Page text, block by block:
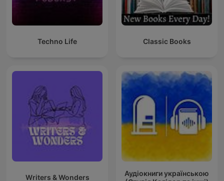
Techno Life Classic Books
Writers & Wonders
Аудіокниги українською